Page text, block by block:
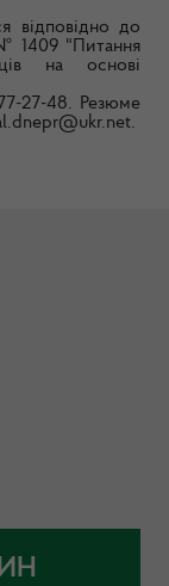
відповідно до
1409 "Питання
на основі
27-48. Резюме